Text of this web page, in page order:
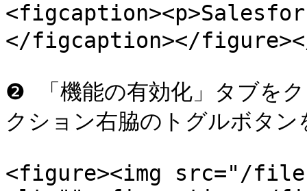
</figcaption></
❷ 「機能の有効化」タブを
クション右脇のトグルボタ
<figure><img src="/files/